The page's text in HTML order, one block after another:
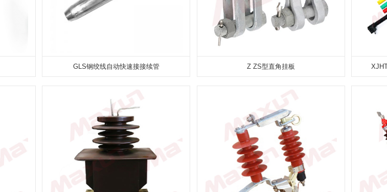
GLS钢绞线自动快速接接续管 Z ZS型直角挂板